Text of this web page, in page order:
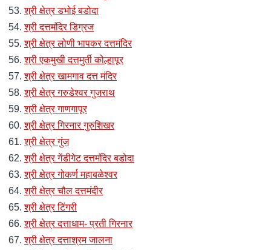
श्री क्षेत्र डभोई बडोदा
श्री दत्तमंदिर डिग्रज
श्री क्षेत्र लोणी भापकर दत्तमंदिर
श्री एकमुखी दत्तमुर्ती कोल्हापूर
श्री क्षेत्र खामगाव दत्त मंदिर
श्री क्षेत्र गरुडेश्वर गुजराथ
श्री क्षेत्र गाणगापूर
श्री क्षेत्र गिरनार गुरुशिखर
श्री क्षेत्र गुंज
श्री क्षेत्र गेंडीगेट दत्तमंदिर बडोदा
श्री क्षेत्र गोकर्ण महाबळेश्वर
श्री क्षेत्र चौल दत्तमंदीर
श्री क्षेत्र टिंगरी
श्री क्षेत्र दत्ताधाम- प्रती गिरनार
श्री क्षेत्र दत्ताश्रम जालना